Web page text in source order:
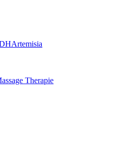
Artemisia
Therapie